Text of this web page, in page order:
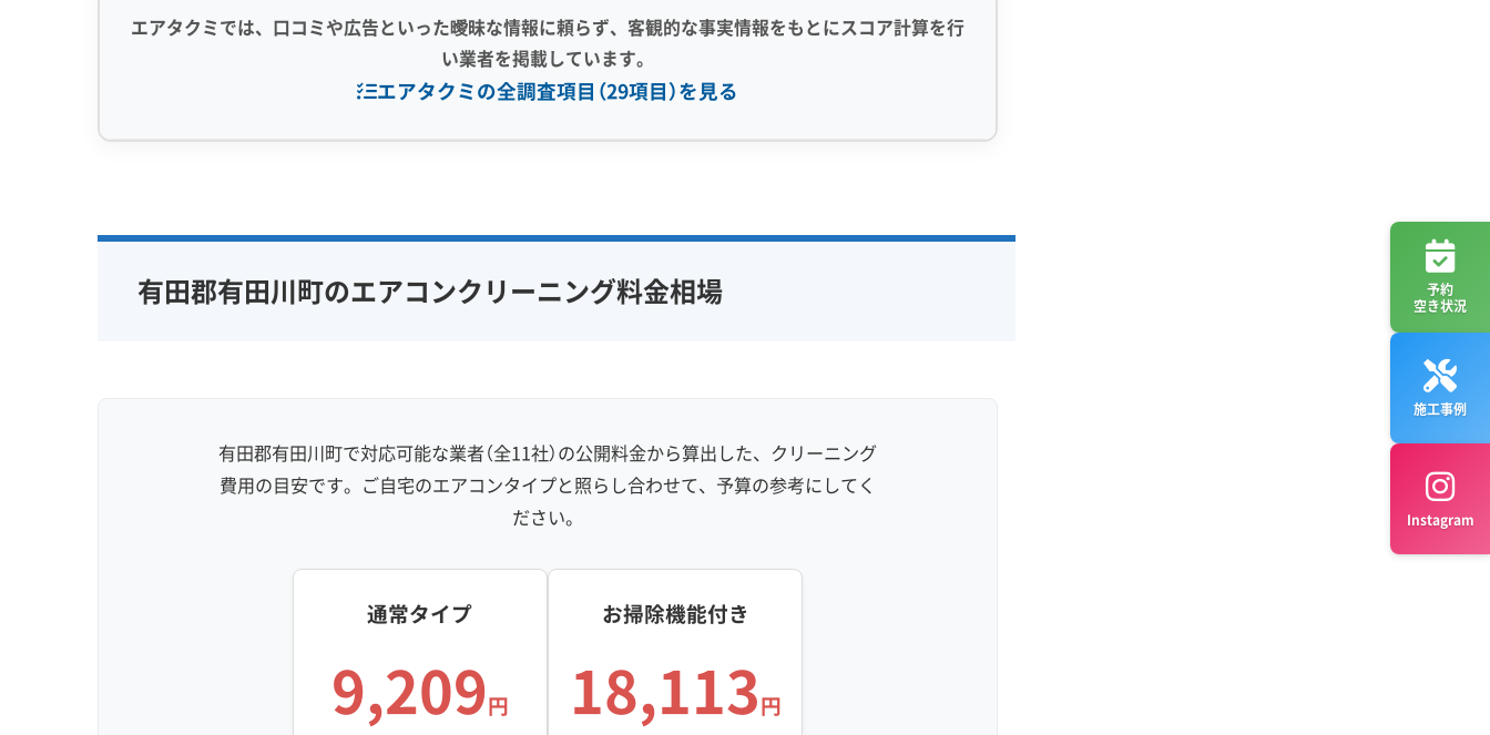
エアタクミでは、口コミや広告といった曖昧な情報に頼らず、客観的な事実情報をもとにスコア計算を行
い業者を掲載しています。
エアタクミの全調査項目（29項目）を見る
完全分解洗浄
部分クリーニング
家庭用エアコン
業務用エアコン
保証付き
アフターフォロー
アレルギー対策
ハウスダスト除去
定額料金 複数台割引
初回割引
即日対応可能
※項目にカーソルを合わせると詳細な説明が表示されます。
有田郡有田川町のエアコンクリーニング料金相場
有田郡有田川町で対応可能な業者（全11社）の公開料金から算出した、クリーニング
費用の目安です。ご自宅のエアコンタイプと照らし合わせて、予算の参考にしてく
ださい。
通常タイプ
9,209円
お掃除機能付き
18,113円
予約
空き状況
施工事例
Instagram